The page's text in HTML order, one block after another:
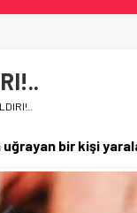
HEDEF
FİYATI!
SEÇERKEN YAPILAN EN
uğrayan bir kişi